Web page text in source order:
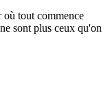
où tout commence
sont plus ceux qu'on